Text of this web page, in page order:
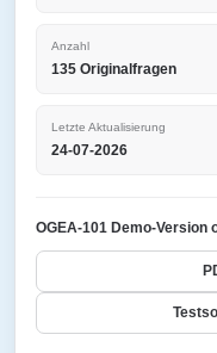
Anzahl
135 Originalfragen
Letzte Aktualisierung
24-07-2026
OGEA-101 Demo-Version